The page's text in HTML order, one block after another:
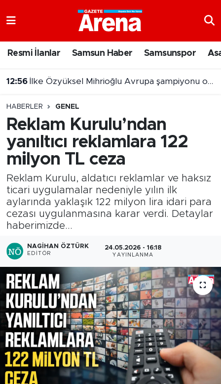
Resmi İlanlar Samsun Haber Samsunspor
12:47 Dev çekirge şaşırttı: Böylesini ilk kez gördük!
HABERLER GENEL
Reklam Kurulu’ndan
yanıltıcı reklamlara 122
milyon TL ceza
Reklam Kurulu, aldatıcı reklamlar ve haksız
ticari uygulamalar nedeniyle yılın ilk
aylarında yaklaşık 122 milyon lira idari para
cezası uygulanmasına karar verdi. Detaylar
haberimizde...
NAGIHAN ÖZTÜRK
EDITÖR
24.05.2026 - 16:18
YAYINLANMA
Samsun Namaz Vakitleri
Süper Lig Puan Durumu ve Fikstür
Tüm Manşetler
Son Dakika Haberleri
Haber Arşivi